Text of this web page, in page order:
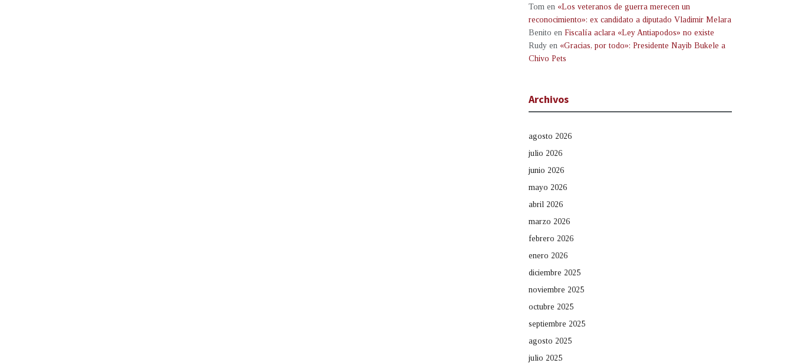
Tom en «Los veteranos de guerra merecen un
reconocimiento»: ex candidato a diputado Vladimir Melara
Benito en Fiscalía aclara «Ley Antiapodos» no existe
Rudy en «Gracias, por todo»: Presidente Nayib Bukele a
Chivo Pets
Archivos
agosto 2026
julio 2026
junio 2026
mayo 2026
abril 2026
marzo 2026
febrero 2026
enero 2026
diciembre 2025
noviembre 2025
octubre 2025
septiembre 2025
agosto 2025
julio 2025